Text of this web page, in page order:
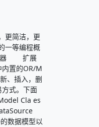
更简洁，更
一等编程概
化器 扩展
置的OR/M
、插入，删
式。下面
Cla es
数据模型以